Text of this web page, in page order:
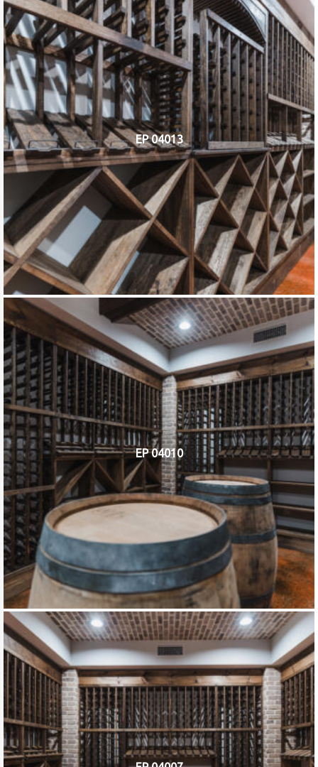
EP 04013
EP 04010